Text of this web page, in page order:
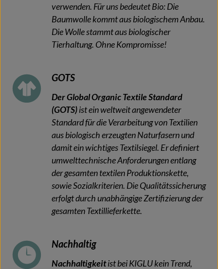
verwenden. Für uns bedeutet Bio: Die
Baumwolle kommt aus biologischem Anbau.
Die Wolle stammt aus biologischer
Tierhaltung. Ohne Kompromisse!
GOTS
Der Global Organic Textile Standard
(GOTS)ist ein weltweit angewendeter
Standard für die Verarbeitung von Textilien
aus biologisch erzeugten Naturfasern und
damit ein wichtiges Textilsiegel. Er definiert
umwelttechnische Anforderungen entlang
der gesamten textilen Produktionskette,
sowie Sozialkriterien. Die Qualitätssicherung
erfolgt durch unabhängige Zertifizierung der
gesamten Textillieferkette.
Nachhaltig
Nachhaltigkeitist bei KIGLU kein Trend,